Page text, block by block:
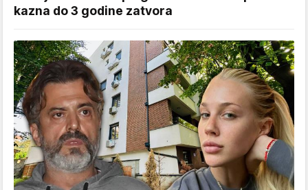
kazna do 3 godine zatvora